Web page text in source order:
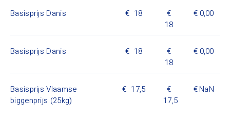
Basisprijs Danis
18
18
0,00
Basisprijs Danis
18
18
0,00
Basisprijs Vlaamse
biggenprijs (25kg)
17,5
17,5
NaN